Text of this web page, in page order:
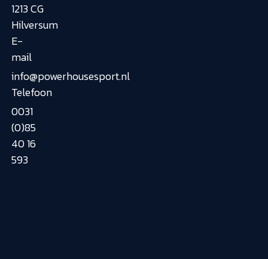
1213 CG
Hilversum
E-
mail
info@powerhousesport.nl
Telefoon
0031
(0)85
40 16
593